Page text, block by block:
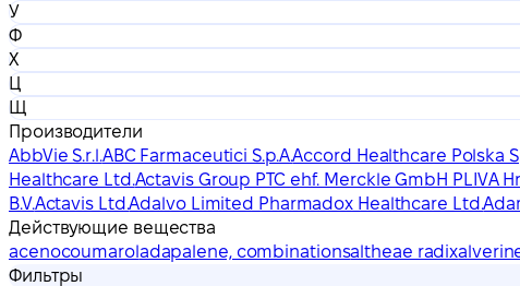
У
Ф
Х
Ц
Щ
Производители
AbbVie S.r.l.ABC Farmaceutici S.p.A.Accord Healthcare Polska
Healthcare Ltd.Actavis Group PTC ehf. Merckle GmbH PLIVA
B.V.Actavis Ltd.Adalvo Limited Pharmadox Healthcare Ltd.
Действующие вещества
acenocoumaroladapalene, combinationsaltheae radix
Фильтры